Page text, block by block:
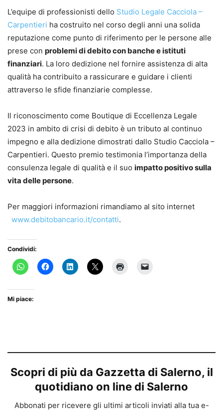
L’equipe di professionisti dello Studio Legale Cacciola –
Carpentieri ha costruito nel corso degli anni una solida
reputazione come punto di riferimento per le persone alle
prese con problemi di debito con banche e istituti
finanziari. La loro dedizione nel fornire assistenza di alta
qualità ha contribuito a rassicurare e guidare i clienti
attraverso le sfide finanziarie complesse.
Il riconoscimento come Boutique di Eccellenza Legale
2023 in ambito di crisi di debito è un tributo al continuo
impegno e alla dedizione dimostrati dallo Studio Cacciola –
Carpentieri. Questo premio testimonia l’importanza della
consulenza legale di qualità e il suo impatto positivo sulla
vita delle persone.
Per maggiori informazioni rimandiamo al sito internet
www.debitobancario.it/contatti.
Condividi:
Mi piace:
Scopri di più da Gazzetta di Salerno, il
quotidiano on line di Salerno
Abbonati per ricevere gli ultimi articoli inviati alla tua e-